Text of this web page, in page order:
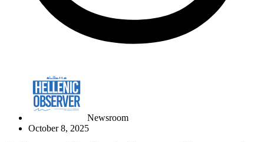
Newsroom
October 8, 2025